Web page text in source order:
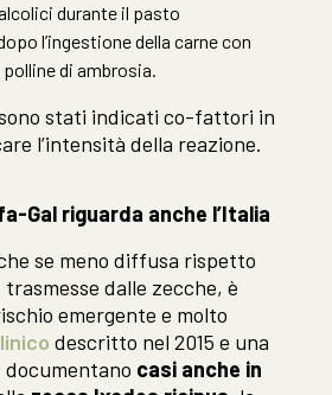
durante il pasto
l’ingestione della carne con
di ambrosia.
stati indicati co-fattori in
l’intensità della reazione.
Gal riguarda anche l’Italia
se meno diffusa rispetto
dalle zecche, è
emergente e molto
descritto nel 2015 e una
documentano casi anche in